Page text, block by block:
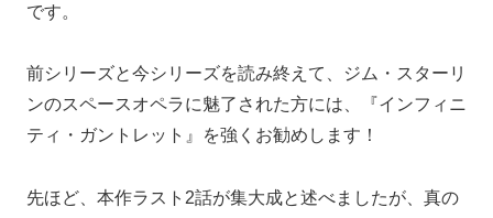
です。
前シリーズと今シリーズを読み終えて、ジム・スターリ
ンのスペースオペラに魅了された方には、『インフィニ
ティ・ガントレット』を強くお勧めします！
先ほど、本作ラスト2話が集大成と述べましたが、真の